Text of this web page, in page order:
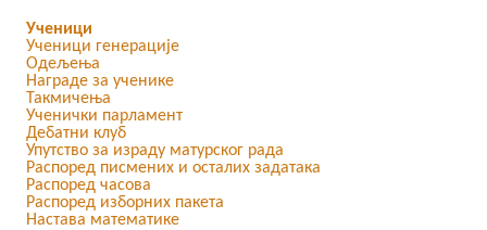
Ученици
Ученици генерације
Одељења
Награде за ученике
Такмичења
Ученички парламент
Дебатни клуб
Упутство за израду матурског рада
Распоред писмених и осталих задатака
Распоред часова
Распоред изборних пакета
Настава математике